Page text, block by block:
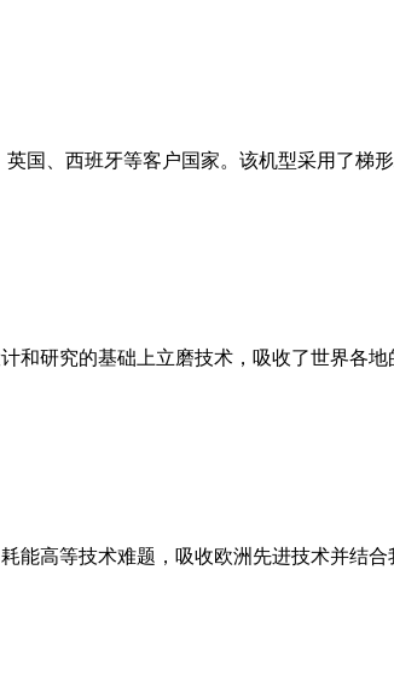
国、西班牙等客户国家。该机型采用了
和研究的基础上立磨技术，吸收了世界各
能高等技术难题，吸收欧洲先进技术并结